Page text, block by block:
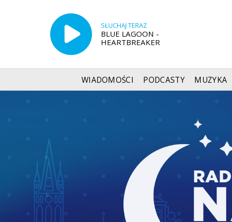
SŁUCHAJ TERAZ
BLUE LAGOON -
HEARTBREAKER
WIADOMOŚCI PODCASTY MUZYKA